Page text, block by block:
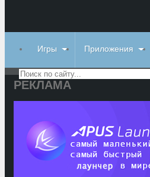
Игры Приложения
РЕКЛАМА